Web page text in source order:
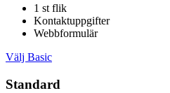
1 st flik
Kontaktuppgifter
Webbformulär
Välj Basic
Standard